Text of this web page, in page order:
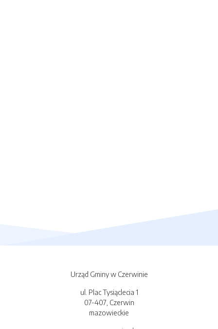
Urząd Gminy w Czerwinie
ul. Plac Tysiąclecia 1
07-407, Czerwin
mazowieckie